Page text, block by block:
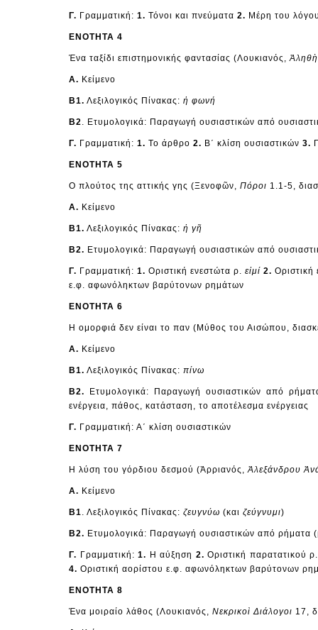
Γ. Γραμματική: 1. Τόνοι και πνεύματα 2. Μέρη του
ΕΝΟΤΗΤΑ 4
Ένα ταξίδι επιστημονικής φαντασίας (Λουκιανός,
Α. Κείμενο
Β1. Λεξιλογικός Πίνακας: ἡ φωνή
Β2. Ετυμολογικά: Παραγωγή ουσιαστικών από
Γ. Γραμματική: 1. Το άρθρο 2. Β΄ κλίση ουσιαστικών 3.
ΕΝΟΤΗΤΑ 5
Ο πλούτος της αττικής γης (Ξενοφῶν, Πόροι 1.1-5,
Α. Κείμενο
Β1. Λεξιλογικός Πίνακας: ἡ γῆ
Β2. Ετυμολογικά: Παραγωγή ουσιαστικών από
Γ. Γραμματική: 1. Οριστική ενεστώτα ρ. εἰμί 2.
ε.φ. αφωνόληκτων βαρύτονων ρημάτων
ΕΝΟΤΗΤΑ 6
Η ομορφιά δεν είναι το παν (Μύθος του Αισώπου,
Α. Κείμενο
Β1. Λεξιλογικός Πίνακας: πίνω
Β2. Ετυμολογικά: Παραγωγή ουσιαστικών από
ενέργεια, πάθος, κατάσταση, το αποτέλεσμα ενέργειας
Γ. Γραμματική: Α΄ κλίση ουσιαστικών
ΕΝΟΤΗΤΑ 7
Η λύση του γόρδιου δεσμού (Ἀρριανός,Ἀλεξάνδρου
Α. Κείμενο
Β1. Λεξιλογικός Πίνακας: ζευγνύω (και ζεύγνυμι)
Β2. Ετυμολογικά: Παραγωγή ουσιαστικών από
Γ. Γραμματική:1. Η αύξηση 2. Οριστική παρατατικού
4. Οριστική αορίστου ε.φ. αφωνόληκτων βαρύτονων
ΕΝΟΤΗΤΑ 8
Ένα μοιραίο λάθος (Λουκιανός, Νεκρικοὶ Διάλογοι 17,